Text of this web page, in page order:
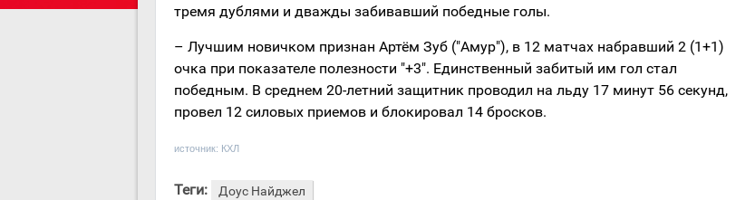
тремя дублями и дважды забивавший победные голы.
– Лучшим новичком признан Артём Зуб ("Амур"), в 12 матчах набравший 2 (1+1)
очка при показателе полезности "+3". Единственный забитый им гол стал
победным. В среднем 20-летний защитник проводил на льду 17 минут 56 секунд,
провел 12 силовых приемов и блокировал 14 бросков.
источник: КХЛ
Теги: Доус Найджел